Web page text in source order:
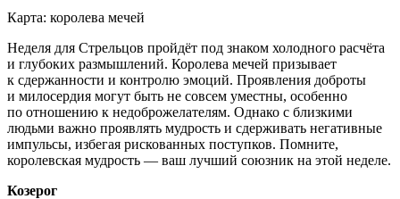
Карта: королева мечей
Неделя для Стрельцов пройдёт под знаком холодного расчёта
и глубоких размышлений. Королева мечей призывает
к сдержанности и контролю эмоций. Проявления доброты
и милосердия могут быть не совсем уместны, особенно
по отношению к недоброжелателям. Однако с близкими
людьми важно проявлять мудрость и сдерживать негативные
импульсы, избегая рискованных поступков. Помните,
королевская мудрость — ваш лучший союзник на этой неделе.
Козерог